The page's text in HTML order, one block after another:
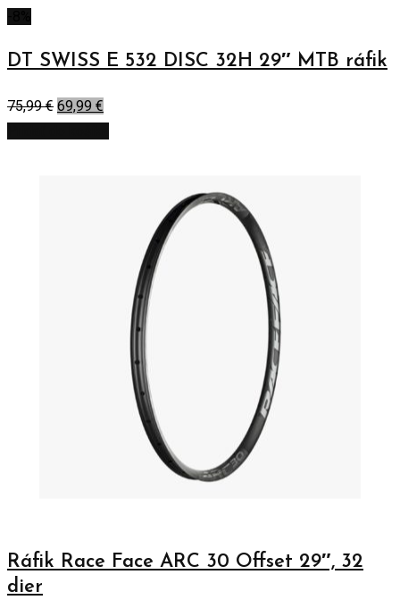
DT SWISS E 532 DISC 32H 29″ MTB ráfik
75,99€ 69,99 €
Ráfik Race Face ARC 30 Offset 29″, 32
dier